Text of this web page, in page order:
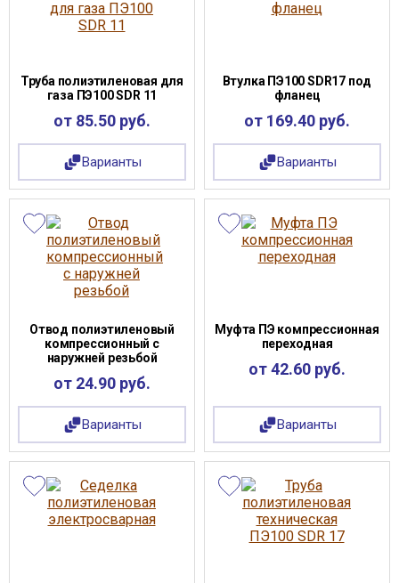
Труба полиэтиленовая для
газа ПЭ100 SDR 11
от 85.50 руб.
Варианты
Втулка ПЭ100 SDR17 под
фланец
от 169.40 руб.
Варианты
Отвод полиэтиленовый
компрессионный с
наружней резьбой
от 24.90 руб.
Варианты
Муфта ПЭ компрессионная
переходная
от 42.60 руб.
Варианты